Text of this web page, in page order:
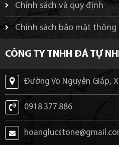
Chính sách và quy định
Chính sách bảo mật thông
CÔNG TY TNHH ĐÁ TỰ
Đường Võ Nguyên Giáp,
0918.377.886